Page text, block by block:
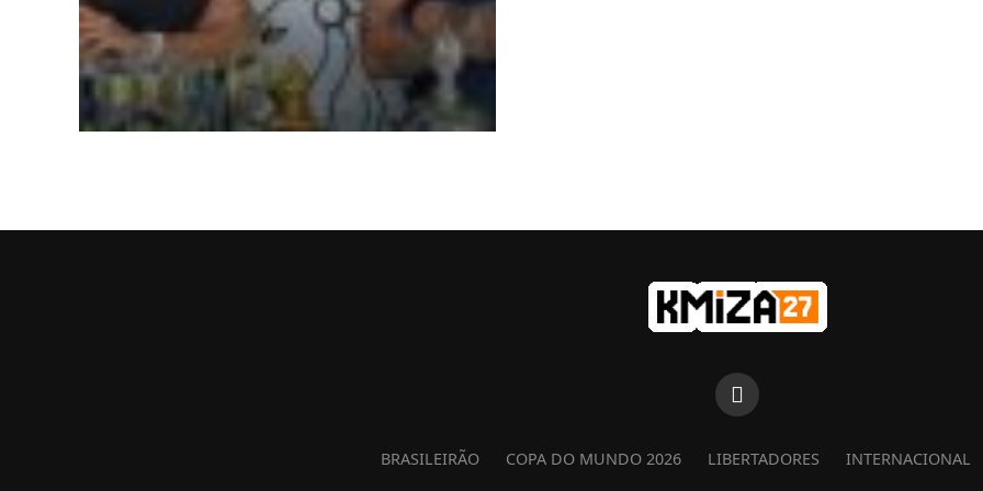
BRASILEIRÃO COPA DO MUNDO 2026 LIBERTADORES INTERNACIONAL